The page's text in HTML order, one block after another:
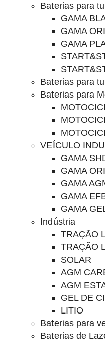
Baterias para
GAMA
GAMA
GAMA
Baterias para
Baterias para
VEÍCULO
GAMA
GAMA
GAMA
GAMA
GAMA
Indústria
TRAÇÃO
TRAÇÃO
SOLAR
AGM
AGM
GEL DE
LITIO
Baterias para
Baterias de